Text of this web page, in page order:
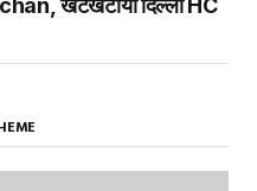
खटखटाया दिल्ली HC